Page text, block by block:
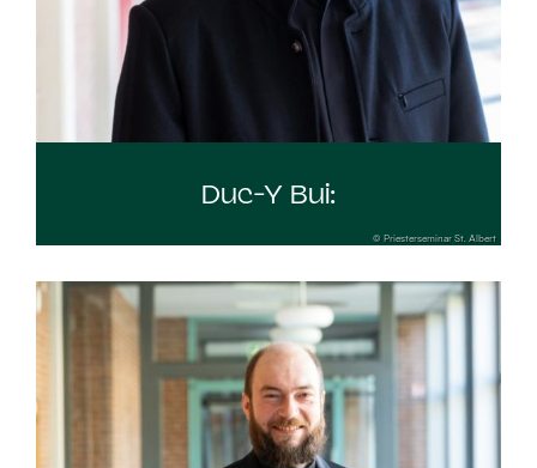
Duc-Y Bui:
© Priesterseminar St. Albert